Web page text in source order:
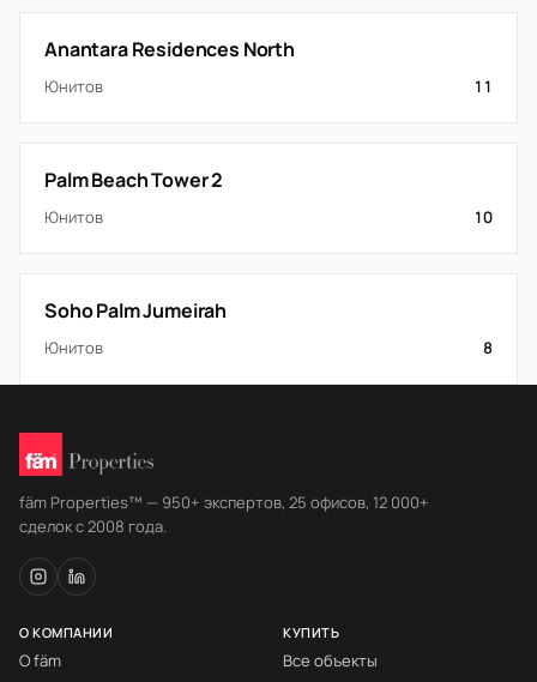
Anantara Residences North
Юнитов 11
Palm Beach Tower 2
Юнитов 10
Soho Palm Jumeirah
Юнитов 8
fäm Properties™ — 950+ экспертов, 25 офисов, 12 000+
сделок с 2008 года.
О КОМПАНИИ
О fäm
КУПИТЬ
Все объекты